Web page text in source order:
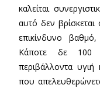
καλείται
αυτό δεν
επικίνδυνο
Κάποτε δε 100
περιβάλλοντα
που